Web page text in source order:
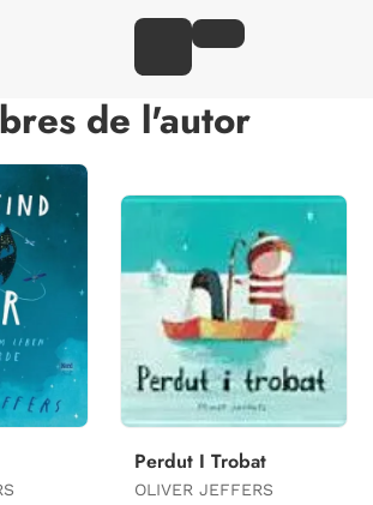
de l'autor
Perdut I Trobat
OLIVER JEFFERS